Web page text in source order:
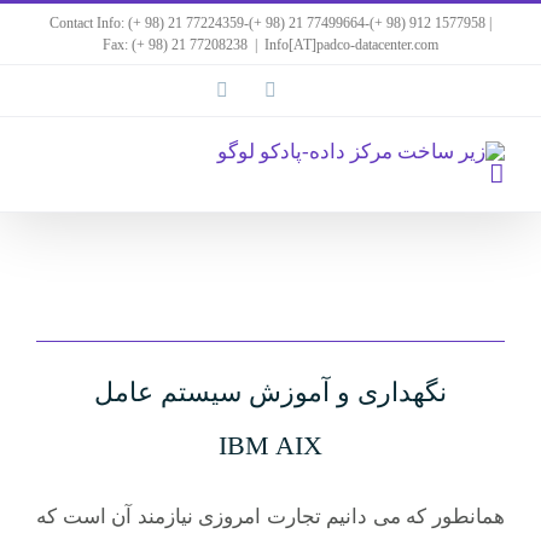
Contact Info: (+ 98) 21 77224359-(+ 98) 21 77499664-(+ 98) 912 1577958 |
Fax: (+ 98) 21 77208238
Info[AT]padco-datacenter.com
facebook
نگهداری و آموزش سیستم عامل
IBM AIX
همانطور که می دانیم تجارت امروزی نیازمند آن است که